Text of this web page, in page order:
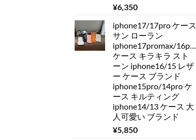
¥6,350
iphone17/17pro ケース
サン ローラン
iphone17promax/16pro
ケース キラキラ スト
ーン iphone16/15 レザ
ー ケース ブランド
iphone15pro/14pro ケ
ース キルティング
iphone14/13 ケース 大
人可愛い ブランド
¥5,850